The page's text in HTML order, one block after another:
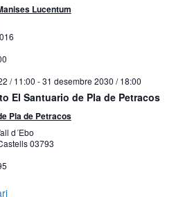
Lucentum
/ 11:00 -31 desembre 2030 / 18:00
El Santuario de Pla de Petracos
Pla de Petracos
d´Ebo
03793